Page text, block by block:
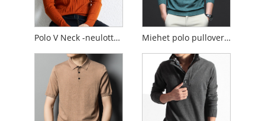
Polo V Neck -neulottu villapaita Miehet polo pullover pusero